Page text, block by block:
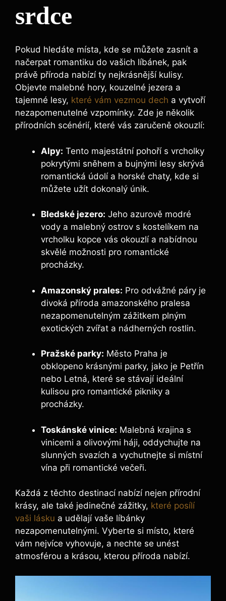
srdce
Pokud⁢ hledáte místa, kde ⁤se můžete zasnít a
načerpat romantiku do vašich líbánek, pak
právě příroda nabízí ty nejkrásnější kulisy.
Objevte malebné hory, kouzelné jezera‍ a
tajemné lesy, které vám vezmou dech ‌ a vytvoří
nezapomenutelné vzpomínky. Zde je několik
přírodních ⁤scénérií, které vás zaručeně okouzlí:
Alpy: Tento majestátní pohoří ‍s vrcholky
pokrytými sněhem a bujnými lesy skrývá​
romantická údolí a horské chaty, kde si
můžete ​užít dokonalý únik.
Bledské jezero: Jeho azurově ⁣modré
vody a malebný ​ostrov ⁤s ​kostelíkem na
vrcholku kopce vás okouzlí a nabídnou
skvělé možnosti pro romantické
procházky.
Amazonský⁢ prales: Pro ‍odvážné páry je
divoká příroda amazonského pralesa
nezapomenutelným zážitkem plným
exotických zvířat a⁣ nádherných rostlin.
Pražské parky: ​Město ⁢Praha je
obklopeno krásnými parky, jako ‍je Petřín
nebo Letná, které se stávají ideální​
kulisou pro romantické pikniky a
procházky.
Toskánské vinice: Malebná ⁣krajina s
vinicemi a olivovými ‌háji,‍ oddychujte na
slunných svazích a vychutnejte si místní
vína ​při romantické​ večeři.
Každá z těchto⁤ destinací nabízí nejen přírodní
krásy, ale také jedinečné zážitky, které posílí
vaši lásku ⁢a ⁣udělají vaše ⁤líbánky
nezapomenutelnými. Vyberte si místo, ‌které
vám nejvíce vyhovuje, a nechte se unést
atmosférou a krásou, kterou příroda nabízí.